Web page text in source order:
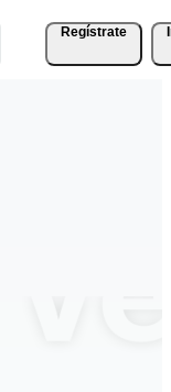
Regístrate